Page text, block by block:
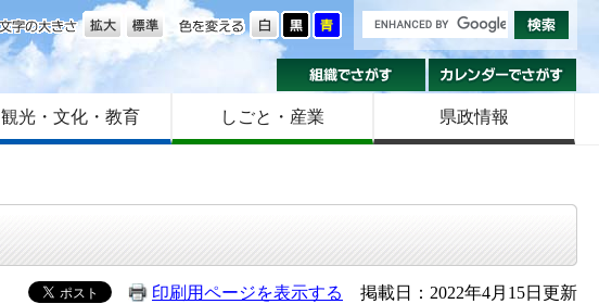
色を変える
文字の大きさ
組織でさがす
観光・文化・教育 しごと・産業 県政情報
印刷用ページを表示する 掲載日：2022年4月15日更新